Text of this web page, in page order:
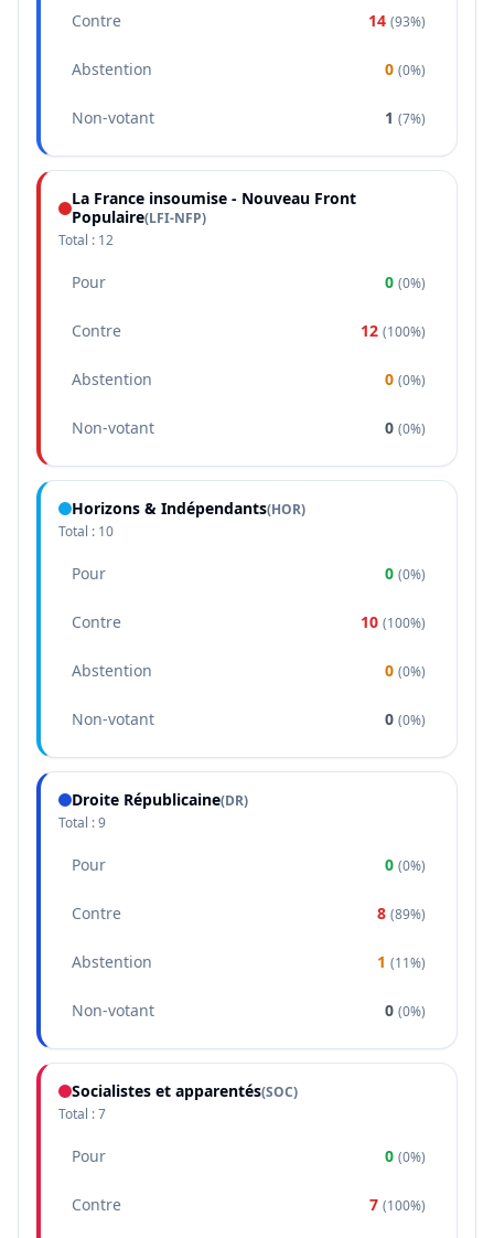
Contre 14 (93%)
Abstention 0 (0%)
Non-votant 1 (7%)
La France insoumise - Nouveau Front
Populaire(LFI-NFP)
Total : 12
Pour 0 (0%)
Contre 12 (100%)
Abstention 0 (0%)
Non-votant 0 (0%)
Horizons & Indépendants(HOR)
Total : 10
Pour 0 (0%)
Contre 10 (100%)
Abstention 0 (0%)
Non-votant 0 (0%)
Droite Républicaine(DR)
Total :9
Pour 0 (0%)
Contre 8 (89%)
Abstention 1 (11%)
Non-votant 0 (0%)
Socialistes et apparentés(SOC)
Total :7
Pour 0 (0%)
Contre 7 (100%)